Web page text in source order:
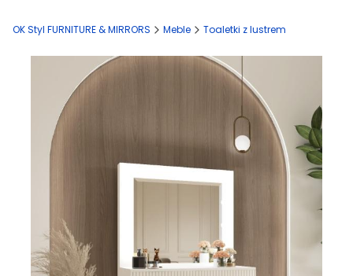
OK Styl FURNITURE & MIRRORS Meble Toaletki z lustrem